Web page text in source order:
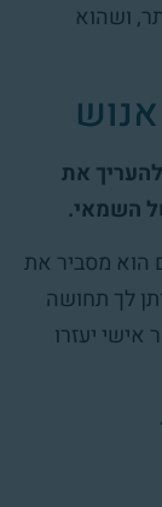
ושהוא
את
השמאי.
הוא מסביר את
לך תחושה
יעזרו